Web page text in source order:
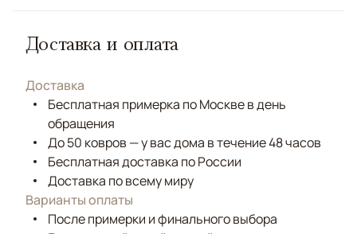
Доставка и оплата
Доставка
Бесплатная примерка по Москве в день
обращения
До 50 ковров — у вас дома в течение 48 часов
Бесплатная доставка по России
Доставка по всему миру
Варианты оплаты
После примерки и финального выбора